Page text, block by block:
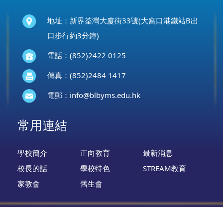
地址：新界荃灣大廈街33號(大窩口港鐵站B出
口步行約3分鐘)
電話：(852)2422 0125
傳真：(852)2484 1417
電郵： info@blbyms.edu.hk
常用連結
學校簡介 正向教育
最新消息
校長的話
學校特色
STREAM教育
家教會
舊生會